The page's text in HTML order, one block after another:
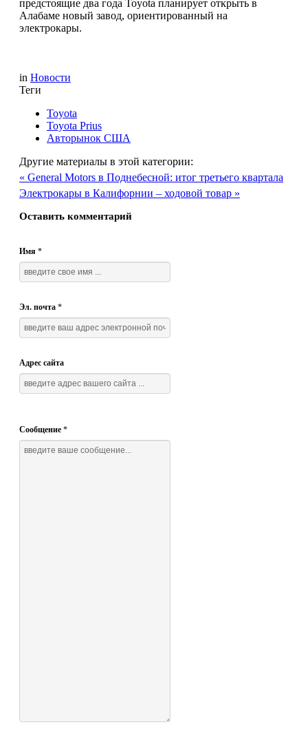
предстоящие два года Toyota планирует открыть в
Алабаме новый завод, ориентированный на
электрокары.
in Новости
Теги
Toyota
Toyota Prius
Авторынок США
Другие материалы в этой категории:
« General Motors в Поднебесной: итог третьего квартала
Электрокары в Калифорнии – ходовой товар »
Оставить комментарий
Имя *
Эл. почта *
Адрес сайта
Сообщение *